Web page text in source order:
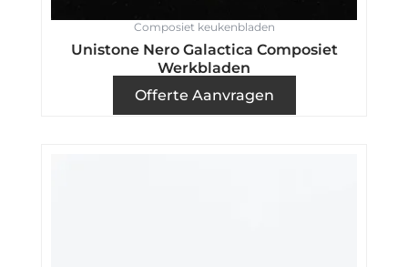
Composiet keukenbladen
Unistone Nero Galactica Composiet
Werkbladen
Offerte Aanvragen